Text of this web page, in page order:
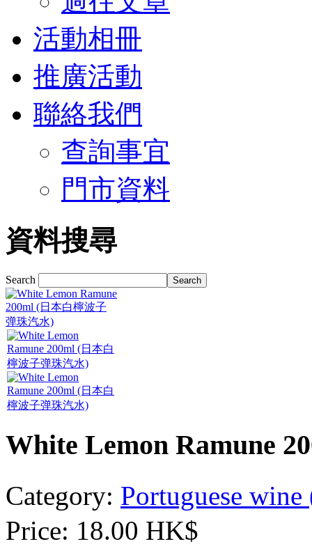
活動相冊
推廣活動
聯絡我們
查詢事宜
門市資料
資料搜尋
Search
White Lemon Ramune
Category: Portuguese
Price: 18.00 HK$